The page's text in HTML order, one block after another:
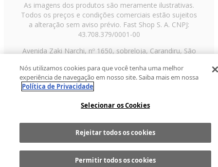
Comprar
As imagens dos produtos são meramente ilustrativas.
Todos os preços e condições comerciais estão sujeitos
a alteração sem aviso prévio. Fast Shop S. A. CNPJ:
43.708.379/0001-00
Avenida Zaki Narchi, nº 1650, sobreloja, Carandiru, São
2013 Fast Shop - Todos os direitos reservadosRF
Nós utilizamos cookies para que você tenha uma melhor
experiência de navegação em nosso site. Saiba mais em nossa
Política de Privacidade
Selecionar os Cookies
Rejeitar todos os cookies
Permitir todos os cookies